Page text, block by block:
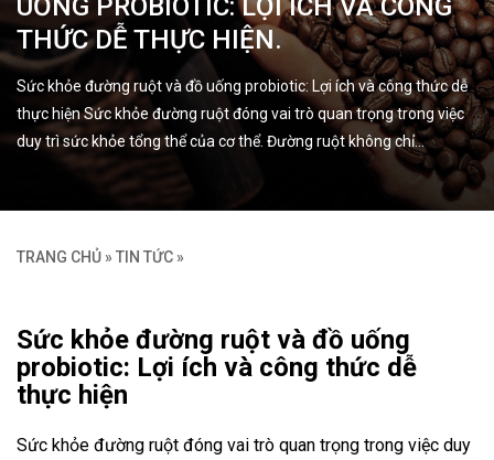
UỐNG PROBIOTIC: LỢI ÍCH VÀ CÔNG
THỨC DỄ THỰC HIỆN.
Sức khỏe đường ruột và đồ uống probiotic: Lợi ích và công thức dễ
thực hiện Sức khỏe đường ruột đóng vai trò quan trọng trong việc
duy trì sức khỏe tổng thể của cơ thể. Đường ruột không chỉ…
TRANG CHỦ » TIN TỨC »
Sức khỏe đường ruột và đồ uống
probiotic: Lợi ích và công thức dễ
thực hiện
Sức khỏe đường ruột đóng vai trò quan trọng trong việc duy